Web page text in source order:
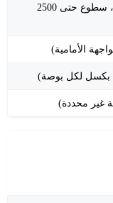
Dolby Vision، HDR Vivid، سطوع حتى 2500